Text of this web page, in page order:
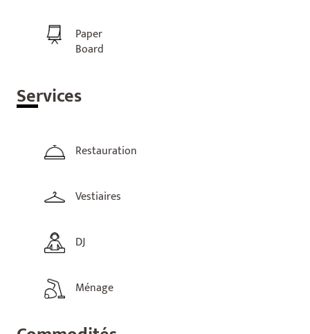
Paper
Board
Services
Restauration
Vestiaires
DJ
Ménage